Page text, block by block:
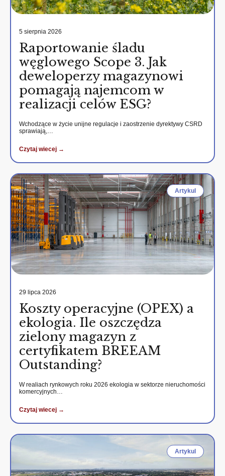
5 sierpnia 2026
Raportowanie śladu
węglowego Scope 3. Jak
deweloperzy magazynowi
pomagają najemcom w
realizacji celów ESG?
Wchodzące w życie unijne regulacje i zaostrzenie dyrektywy CSRD
sprawiają,…
Czytaj wiecej →
Artykul
29 lipca 2026
Koszty operacyjne (OPEX) a
ekologia. Ile oszczędza
zielony magazyn z
certyfikatem BREEAM
Outstanding?
W realiach rynkowych roku 2026 ekologia w sektorze nieruchomości
komercyjnych…
Czytaj wiecej →
Artykul